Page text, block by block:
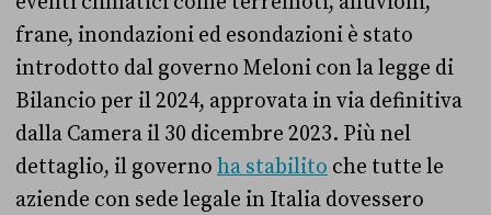
frane, inondazioni ed esondazioni è stato
introdotto dal governo Meloni con la legge di
Bilancio per il 2024, approvata in via definitiva
dalla Camera il 30 dicembre 2023. Più nel
dettaglio, il governo ha stabilito che tutte le
aziende con sede legale in Italia dovessero